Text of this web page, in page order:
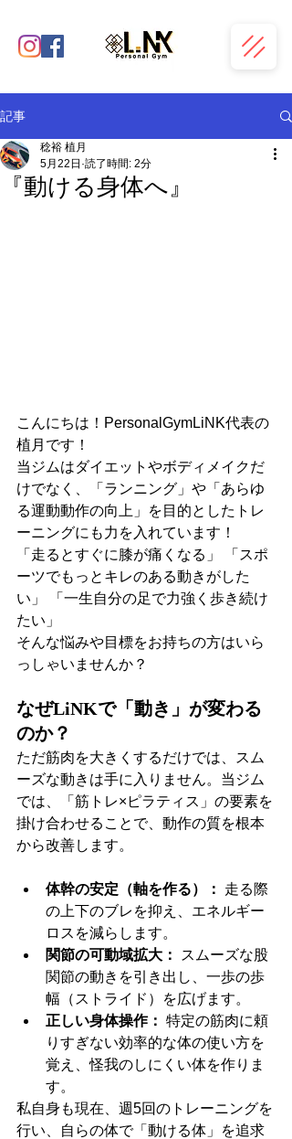
記事
『動ける身体へ』
稔裕 植月
5月22日 読了時間: 2分
こんにちは！PersonalGymLiNK代表の
植月です！
当ジムはダイエットやボディメイクだ
けでなく、「ランニング」や「あらゆ
る運動動作の向上」を目的としたトレ
ーニングにも力を入れています！
「走るとすぐに膝が痛くなる」 「スポ
ーツでもっとキレのある動きがした
い」 「一生自分の足で力強く歩き続け
たい」
そんな悩みや目標をお持ちの方はいら
っしゃいませんか？
なぜLiNKで「動き」が変わる
のか？
ただ筋肉を大きくするだけでは、スム
ーズな動きは手に入りません。当ジム
では、「筋トレ×ピラティス」の要素を
掛け合わせることで、動作の質を根本
から改善します。
体幹の安定（軸を作る）：
走る際
の上下のブレを抑え、エネルギー
ロスを減らします。
関節の可動域拡大：
スムーズな股
関節の動きを引き出し、一歩の歩
幅（ストライド）を広げます。
正しい身体操作： 特定の筋肉に頼
りすぎない効率的な体の使い方を
覚え、怪我のしにくい体を作りま
す。
私自身も現在、週5回のトレーニングを
行い、自らの体で「動ける体」を追求